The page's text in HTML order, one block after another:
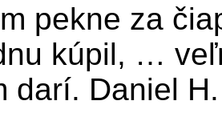
pekne za
kúpil, …
darí. Daniel H.